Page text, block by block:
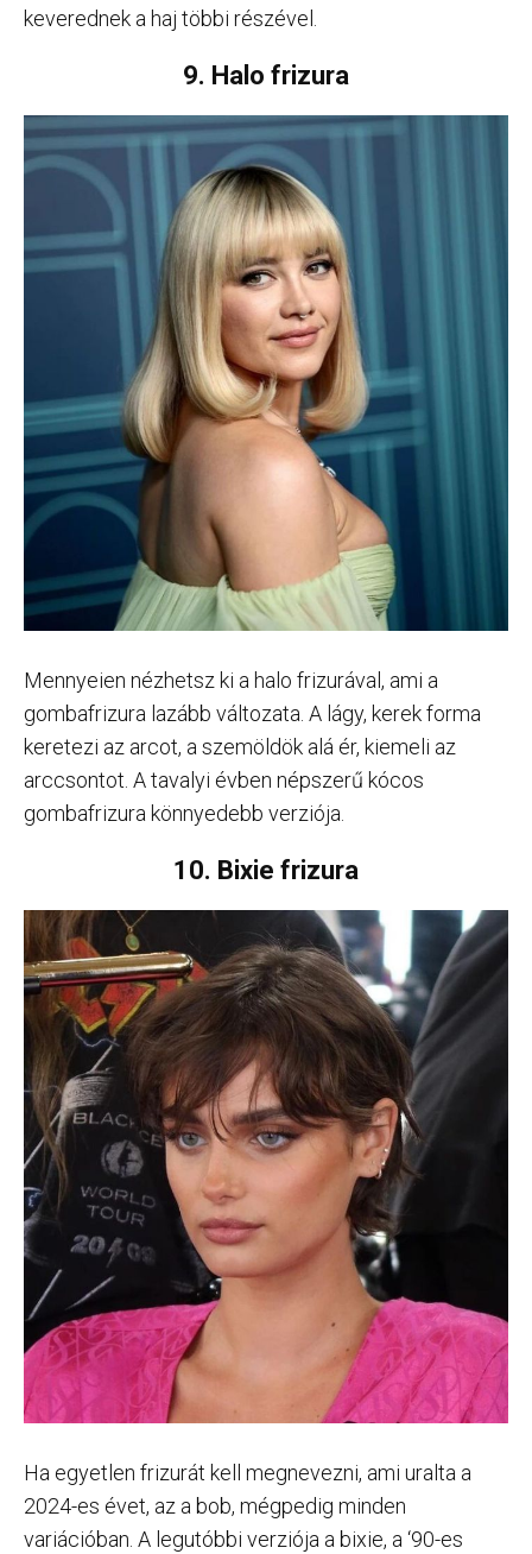
keverednek a haj többi részével.
9. Halo frizura
Mennyeien nézhetsz ki a halo frizurával, ami a
gombafrizura lazább változata. A lágy, kerek forma
keretezi az arcot, a szemöldök alá ér, kiemeli az
arccsontot. A tavalyi évben népszerű kócos
gombafrizura könnyedebb verziója.
10. Bixie frizura
Ha egyetlen frizurát kell megnevezni, ami uralta a
2024-es évet, az a bob, mégpedig minden
variációban. A legutóbbi verziója a bixie, a ‘90-es